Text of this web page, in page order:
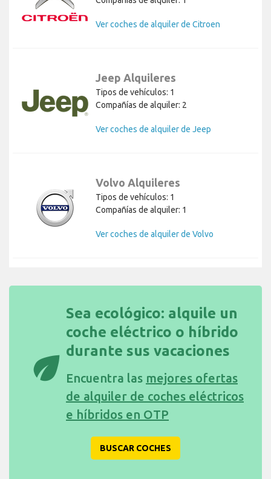
Ver coches de alquiler de Citroen
Jeep Alquileres
Tipos de vehículos: 1
Compañías de alquiler: 2
Ver coches de alquiler de Jeep
Volvo Alquileres
Tipos de vehículos: 1
Compañías de alquiler: 1
Ver coches de alquiler de Volvo
eco
Sea ecológico: alquile un
coche eléctrico o híbrido
durante sus vacaciones
Encuentra las mejores ofertas
de alquiler de coches eléctricos
e híbridos en OTP
BUSCAR COCHES